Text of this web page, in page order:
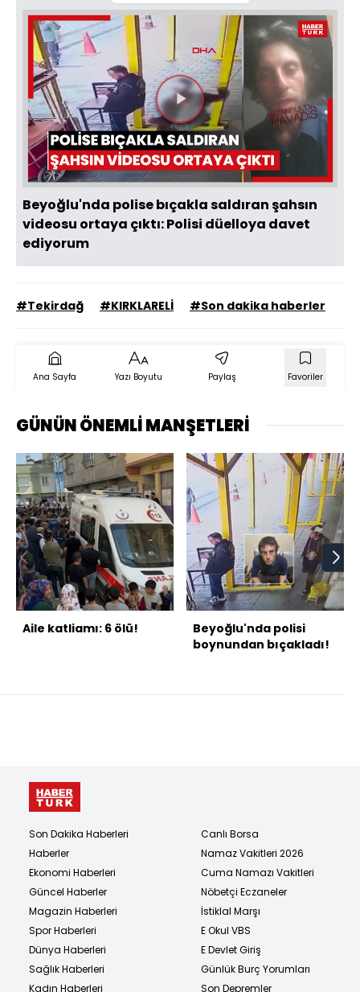
Videoyu
Oynat
Beyoğlu'nda polise bıçakla saldıran şahsın
videosu ortaya çıktı: Polisi düelloya davet
ediyorum
#Tekirdağ #KIRKLARELİ #Son dakika haberler
Ana Sayfa Yazı Boyutu Paylaş Favoriler
GÜNÜN ÖNEMLİ MANŞETLERİ
Aile katliamı: 6 ölü!
Beyoğlu'nda polisi
boynundan bıçakladı!
Son Dakika Haberleri
Haberler
Ekonomi Haberleri
Güncel Haberler
Magazin Haberleri
Spor Haberleri
Dünya Haberleri
Sağlık Haberleri
Kadın Haberleri
Canlı Borsa
Namaz Vakitleri 2026
Cuma Namazı Vakitleri
Nöbetçi Eczaneler
İstiklal Marşı
E Okul VBS
E Devlet Giriş
Günlük Burç Yorumları
Son Depremler